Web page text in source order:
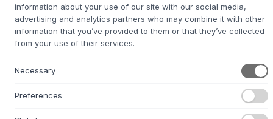
DESCRIPTION +
L'assiette à pâtes Yake deMUUBS
japonaises. Fabriquée en grès avec une glaçure réactive,
variations de couleur uniques. La silhouette profonde en
information about your use of our site with our social media,
advertising and analytics partners who may combine it with other
information that you’ve provided to them or that they’ve collected
from your use of their services.
Necessary
Preferences